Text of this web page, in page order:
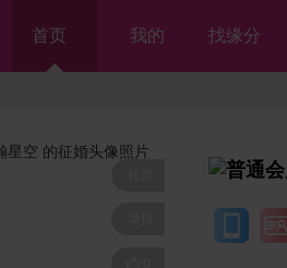
首页 我的 找缘分